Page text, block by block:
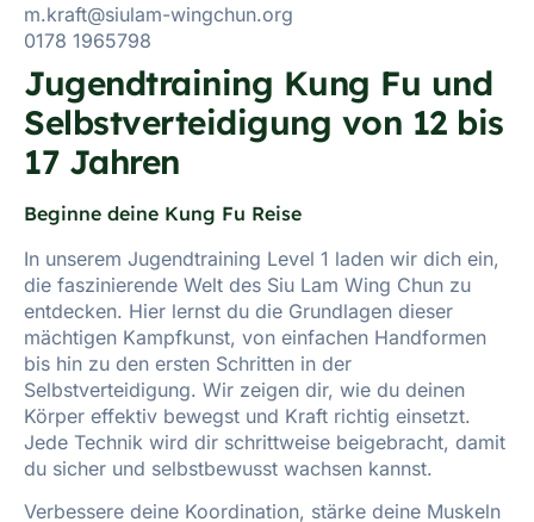
Jugendtraining Kung Fu und
Selbstverteidigung von 12 bis
17 Jahren
Beginne deine Kung Fu Reise
In unserem Jugendtraining Level 1 laden wir dich ein,
die faszinierende Welt des Siu Lam Wing Chun zu
entdecken. Hier lernst du die Grundlagen dieser
mächtigen Kampfkunst, von einfachen Handformen
bis hin zu den ersten Schritten in der
Selbstverteidigung. Wir zeigen dir, wie du deinen
Körper effektiv bewegst und Kraft richtig einsetzt.
Jede Technik wird dir schrittweise beigebracht, damit
du sicher und selbstbewusst wachsen kannst.
Verbessere deine Koordination, stärke deine Muskeln
m.kraft@siulam-wingchun.org
0178 1965798